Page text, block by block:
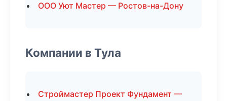
ООО Уют Мастер — Ростов-на-Дону
Компании в Тула
Строймастер Проект Фундамент —